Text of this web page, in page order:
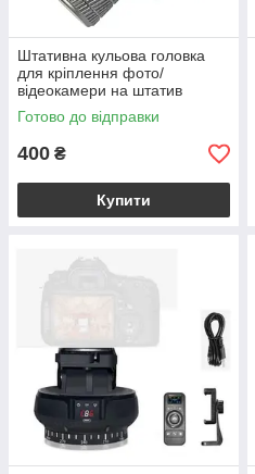
Штативна кульова головка
для кріплення фото/
відеокамери на штатив
Готово до відправки
400 ₴
Купити